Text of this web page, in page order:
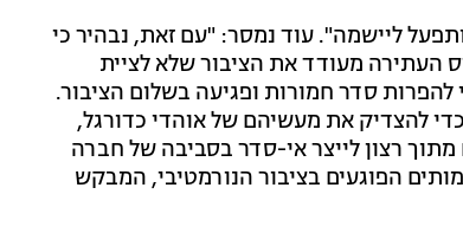
ליישמה". עוד נמסר: "עם זאת, נבהיר כי
מעודד את הציבור שלא לציית
סדר חמורות ופגיעה בשלום הציבור.
להצדיק את מעשיהם של אוהדי כדורגל,
רצון לייצר אי-סדר בסביבה של חברה
הפוגעים בציבור הנורמטיבי, המבקש